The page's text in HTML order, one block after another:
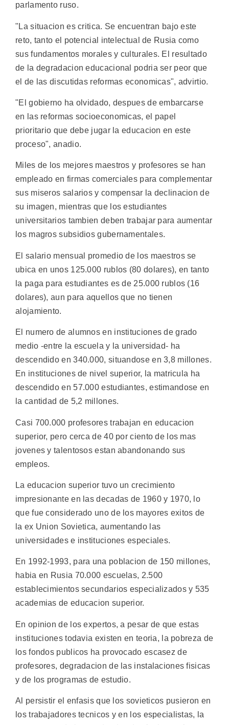
parlamento ruso.
"La situacion es critica. Se encuentran bajo este
reto, tanto el potencial intelectual de Rusia como
sus fundamentos morales y culturales. El resultado
de la degradacion educacional podria ser peor que
el de las discutidas reformas economicas", advirtio.
"El gobierno ha olvidado, despues de embarcarse
en las reformas socioeconomicas, el papel
prioritario que debe jugar la educacion en este
proceso", anadio.
Miles de los mejores maestros y profesores se han
empleado en firmas comerciales para complementar
sus miseros salarios y compensar la declinacion de
su imagen, mientras que los estudiantes
universitarios tambien deben trabajar para aumentar
los magros subsidios gubernamentales.
El salario mensual promedio de los maestros se
ubica en unos 125.000 rublos (80 dolares), en tanto
la paga para estudiantes es de 25.000 rublos (16
dolares), aun para aquellos que no tienen
alojamiento.
El numero de alumnos en instituciones de grado
medio -entre la escuela y la universidad- ha
descendido en 340.000, situandose en 3,8 millones.
En instituciones de nivel superior, la matricula ha
descendido en 57.000 estudiantes, estimandose en
la cantidad de 5,2 millones.
Casi 700.000 profesores trabajan en educacion
superior, pero cerca de 40 por ciento de los mas
jovenes y talentosos estan abandonando sus
empleos.
La educacion superior tuvo un crecimiento
impresionante en las decadas de 1960 y 1970, lo
que fue considerado uno de los mayores exitos de
la ex Union Sovietica, aumentando las
universidades e instituciones especiales.
En 1992-1993, para una poblacion de 150 millones,
habia en Rusia 70.000 escuelas, 2.500
establecimientos secundarios especializados y 535
academias de educacion superior.
En opinion de los expertos, a pesar de que estas
instituciones todavia existen en teoria, la pobreza de
los fondos publicos ha provocado escasez de
profesores, degradacion de las instalaciones fisicas
y de los programas de estudio.
Al persistir el enfasis que los sovieticos pusieron en
los trabajadores tecnicos y en los especialistas, la